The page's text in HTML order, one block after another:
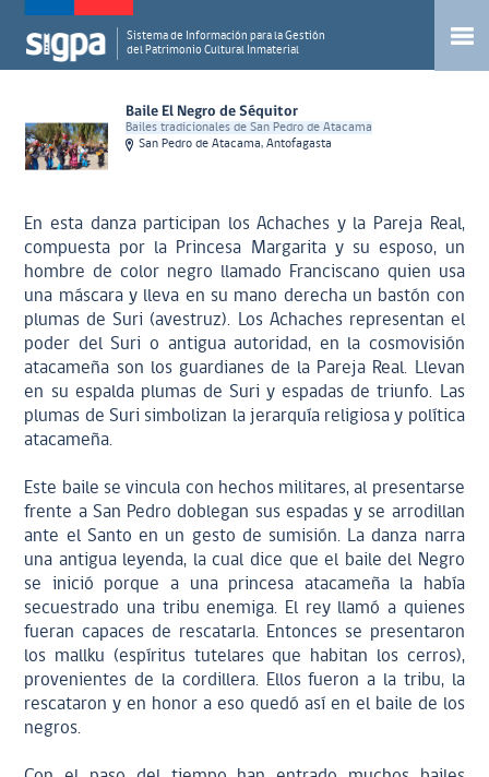
Sistema de Información para la Gestión
del Patrimonio Cultural Inmaterial
Baile El Negro de Séquitor
Bailes tradicionales de San Pedro de Atacama
San Pedro de Atacama, Antofagasta
En esta danza participan los Achaches y la Pareja Real,
compuesta por la Princesa Margarita y su esposo, un
hombre de color negro llamado Franciscano quien usa
una máscara y lleva en su mano derecha un bastón con
plumas de Suri (avestruz). Los Achaches representan el
poder del Suri o antigua autoridad, en la cosmovisión
atacameña son los guardianes de la Pareja Real. Llevan
en su espalda plumas de Suri y espadas de triunfo. Las
plumas de Suri simbolizan la jerarquía religiosa y política
atacameña.
Este baile se vincula con hechos militares, al presentarse
frente a San Pedro doblegan sus espadas y se arrodillan
ante el Santo en un gesto de sumisión. La danza narra
una antigua leyenda, la cual dice que el baile del Negro
se inició porque a una princesa atacameña la había
secuestrado una tribu enemiga. El rey llamó a quienes
fueran capaces de rescatarla. Entonces se presentaron
los mallku (espíritus tutelares que habitan los cerros),
provenientes de la cordillera. Ellos fueron a la tribu, la
rescataron y en honor a eso quedó así en el baile de los
negros.